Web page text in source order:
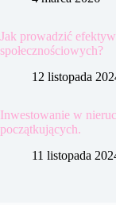
Jak prowadzić
społecznościowych?
12 listopada
Inwestowanie w
początkujących.
11 listopada